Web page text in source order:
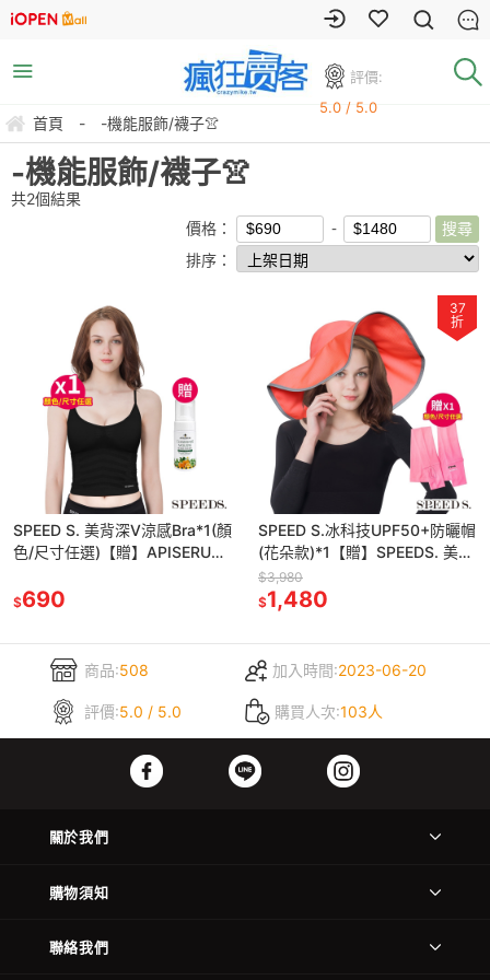
評價:
5.0 / 5.0
首頁 - -機能服飾/襪子👚
-機能服飾/襪子👚
共2個結果
價格：
排序：
SPEED S. 美背深V涼感Bra*1(顏
色/尺寸任選)【贈】APISERUM
100ml*1
$690
37
折
SPEED S.冰科技UPF50+防曬帽
(花朵款)*1【贈】SPEEDS. 美肌
光波抗UV防曬袖套*1(顏色/尺寸
任選)
$3,980
$1,480
商品:508 加入時間:2023-06-20
評價:5.0 / 5.0 購買人次:103人
關於我們
購物須知
聯絡我們